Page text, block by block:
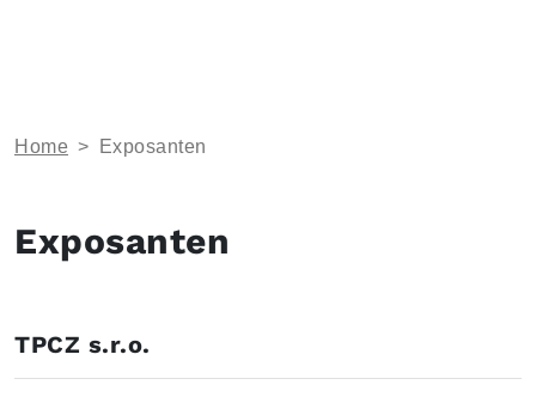
Home > Exposanten
Exposanten
TPCZ s.r.o.